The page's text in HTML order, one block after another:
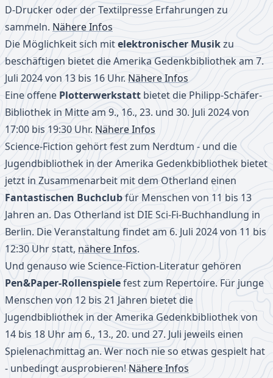
D-Drucker oder der Textilpresse Erfahrungen zu
sammeln. Nähere Infos
Die Möglichkeit sich mitelektronischer Musikzu
beschäftigen bietet die Amerika Gedenkbibliothek am 7.
Juli 2024 von 13 bis 16 Uhr. Nähere Infos
Eine offene Plotterwerkstatt bietet die Philipp-Schäfer-
Bibliothek in Mitte am 9., 16., 23. und 30. Juli 2024 von
17:00 bis 19:30 Uhr. Nähere Infos
Science-Fiction gehört fest zum Nerdtum - und die
Jugendbibliothek in der Amerika Gedenkbibliothek bietet
jetzt in Zusammenarbeit mit dem Otherland einen
Fantastischen Buchclubfür Menschen von 11 bis 13
Jahren an. Das Otherland ist DIE Sci-Fi-Buchhandlung in
Berlin. Die Veranstaltung findet am 6. Juli 2024 von 11 bis
12:30 Uhr statt, nähere Infos.
Und genauso wie Science-Fiction-Literatur gehören
Pen&Paper-Rollenspielefest zum Repertoire. Für junge
Menschen von 12 bis 21 Jahren bietet die
Jugendbibliothek in der Amerika Gedenkbibliothek von
14 bis 18 Uhr am 6., 13., 20. und 27. Juli jeweils einen
Spielenachmittag an. Wer noch nie so etwas gespielt hat
- unbedingt ausprobieren! Nähere Infos